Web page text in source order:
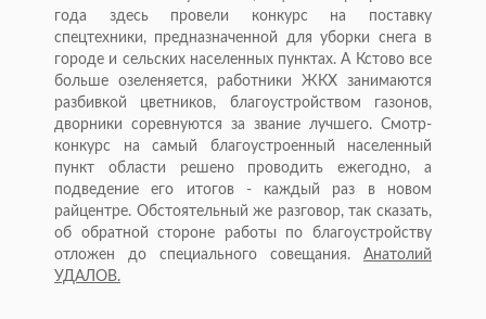
года здесь провели конкурс на поставку
спецтехники, предназначенной для уборки снега в
городе и сельских населенных пунктах. А Кстово все
больше озеленяется, работники ЖКХ занимаются
разбивкой цветников, благоустройством газонов,
дворники соревнуются за звание лучшего. Смотр-
конкурс на самый благоустроенный населенный
пункт области решено проводить ежегодно, а
подведение его итогов - каждый раз в новом
райцентре. Обстоятельный же разговор, так сказать,
об обратной стороне работы по благоустройству
отложен до специального совещания. Анатолий
УДАЛОВ.